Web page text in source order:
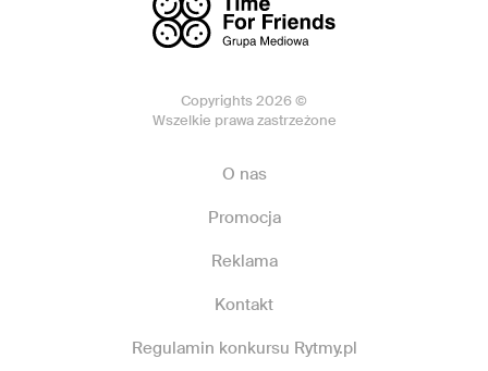
Copyrights 2026 ©
Wszelkie prawa zastrzeżone
O nas
Promocja
Reklama
Kontakt
Regulamin konkursu Rytmy.pl